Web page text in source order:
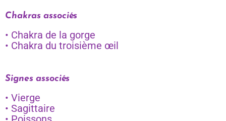
Chakras associés
• Chakra de la gorge
• Chakra du troisième œil
Signes associés
• Vierge
• Sagittaire